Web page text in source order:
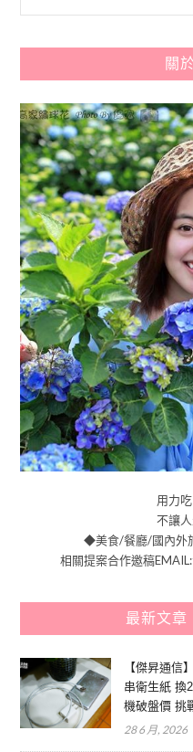
關
用力
不讓
◆美食/餐廳/國內外
相關提案合作邀稿
最新文章
【傑昇通信
串衛生紙 換
機破盤價 挑
28 6 月, 2026